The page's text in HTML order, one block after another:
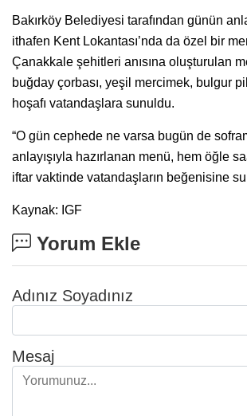
Bakırköy Belediyesi tarafından günün
ithafen Kent Lokantası’nda da özel bir
Çanakkale şehitleri anısına oluşturulan
buğday çorbası, yeşil mercimek, bulgur
hoşafı vatandaşlara sunuldu.
“O gün cephede ne varsa bugün de
anlayışıyla hazırlanan menü, hem öğle
iftar vaktinde vatandaşların beğenisine
Kaynak: IGF
Yorum Ekle
Adınız Soyadınız
Mesaj